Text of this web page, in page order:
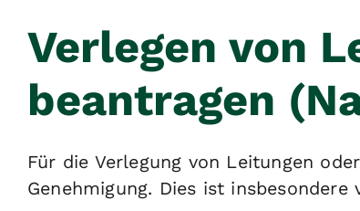
Verlegen von
beantragen
Für die Verlegung von Leitungen
Genehmigung. Dies ist